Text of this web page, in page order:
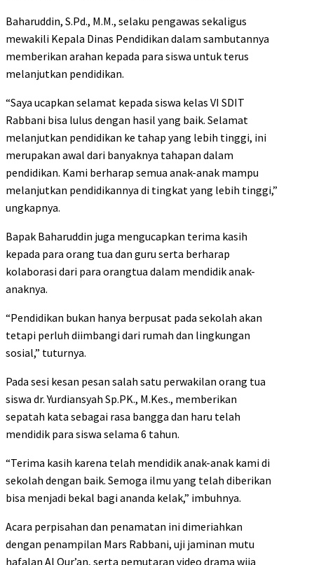
Baharuddin, S.Pd., M.M., selaku pengawas sekaligus
mewakili Kepala Dinas Pendidikan dalam sambutannya
memberikan arahan kepada para siswa untuk terus
melanjutkan pendidikan.
“Saya ucapkan selamat kepada siswa kelas VI SDIT
Rabbani bisa lulus dengan hasil yang baik. Selamat
melanjutkan pendidikan ke tahap yang lebih tinggi, ini
merupakan awal dari banyaknya tahapan dalam
pendidikan. Kami berharap semua anak-anak mampu
melanjutkan pendidikannya di tingkat yang lebih tinggi,”
ungkapnya.
Bapak Baharuddin juga mengucapkan terima kasih
kepada para orang tua dan guru serta berharap
kolaborasi dari para orangtua dalam mendidik anak-
anaknya.
“Pendidikan bukan hanya berpusat pada sekolah akan
tetapi perluh diimbangi dari rumah dan lingkungan
sosial,” tuturnya.
Pada sesi kesan pesan salah satu perwakilan orang tua
siswa dr. Yurdiansyah Sp.PK., M.Kes., memberikan
sepatah kata sebagai rasa bangga dan haru telah
mendidik para siswa selama 6 tahun.
“Terima kasih karena telah mendidik anak-anak kami di
sekolah dengan baik. Semoga ilmu yang telah diberikan
bisa menjadi bekal bagi ananda kelak,” imbuhnya.
Acara perpisahan dan penamatan ini dimeriahkan
dengan penampilan Mars Rabbani, uji jaminan mutu
hafalan Al Qur’an, serta pemutaran video drama wija